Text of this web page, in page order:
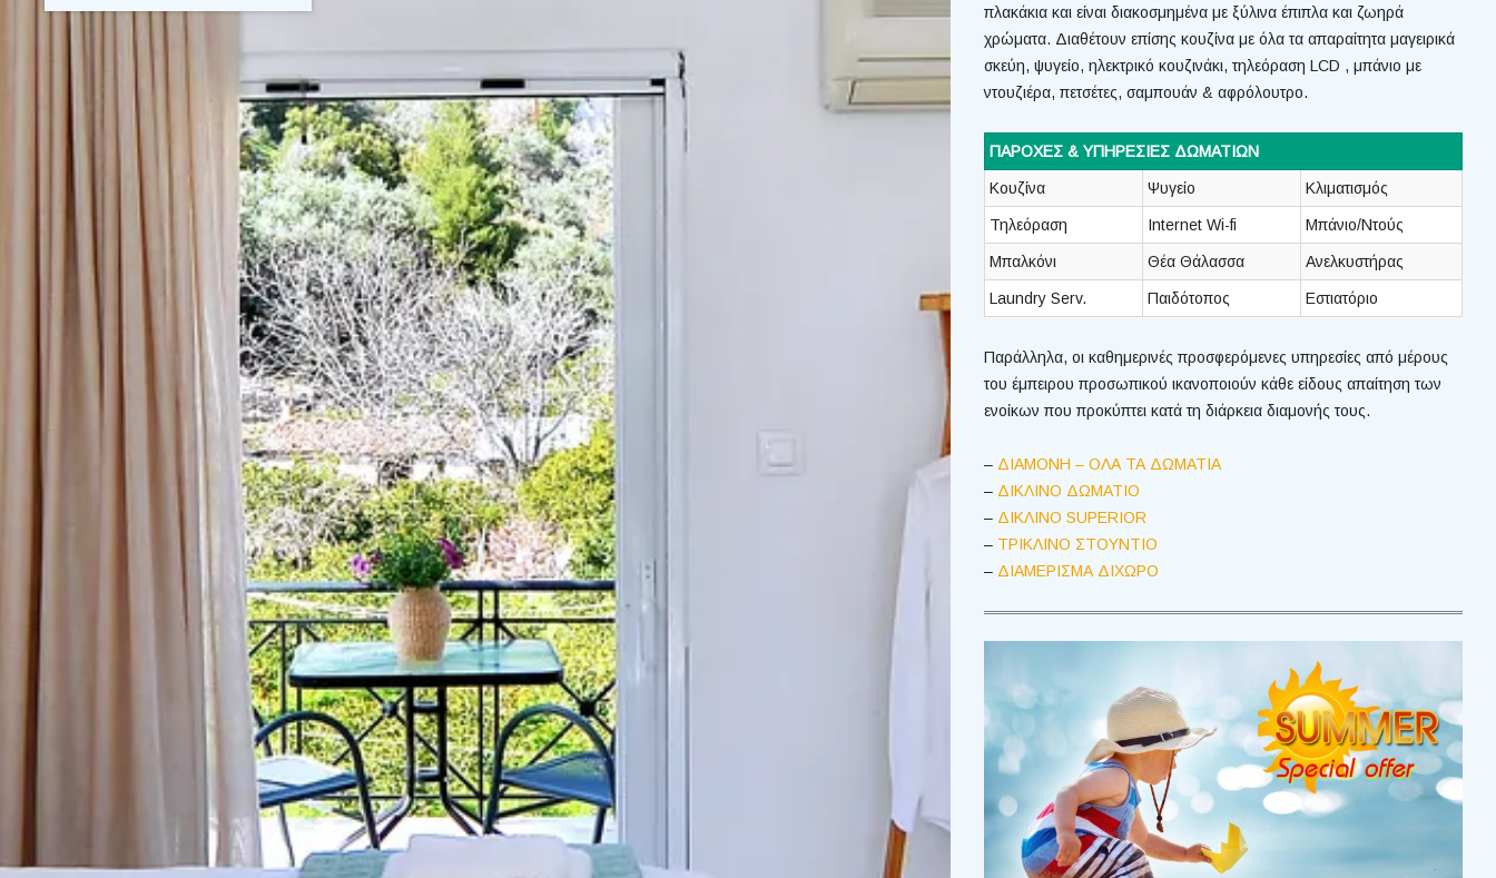
πλακάκια και είναι διακοσμημένα με ξύλινα έπιπλα και ζωηρά
χρώματα. Διαθέτουν επίσης κουζίνα με όλα τα απαραίτητα μαγειρικά
σκεύη, ψυγείο, ηλεκτρικό κουζινάκι, τηλεόραση LCD , μπάνιο με
ντουζιέρα, πετσέτες, σαμπουάν & αφρόλουτρο.
ΠΑΡΟΧΕΣ & ΥΠΗΡΕΣΙΕΣ ΔΩΜΑΤΙΩΝ
Κουζίνα Ψυγείο Κλιματισμός
Τηλεόραση Internet Wi-fi Μπάνιο/Ντούς
Μπαλκόνι Θέα Θάλασσα Ανελκυστήρας
Laundry Serv. Παιδότοπος Εστιατόριο
Παράλληλα, οι καθημερινές προσφερόμενες υπηρεσίες από μέρους
του έμπειρου προσωπικού ικανοποιούν κάθε είδους απαίτηση των
ενοίκων που προκύπτει κατά τη διάρκεια διαμονής τους.
– ΔΙΑΜΟΝΗ – ΟΛΑ ΤΑ ΔΩΜΑΤΙΑ
– ΔΙΚΛΙΝΟ ΔΩΜΑΤΙΟ
– ΔΙΚΛΙΝΟ SUPERIOR
– ΤΡΙΚΛΙΝΟ ΣΤΟΥΝΤΙΟ
– ΔΙΑΜΕΡΙΣΜΑ ΔΙΧΩΡΟ